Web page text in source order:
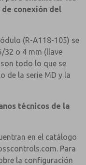
conexión del
(R-A118-105) se
32 o 4 mm (llave
todo lo que se
de la serie MD y la
técnicos de la
en el catálogo
Para
la configuración